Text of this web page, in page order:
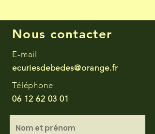
Nous contacter
E-mail
ecuriesdebedes@orange.fr
Téléphone
06 12 62 03 01